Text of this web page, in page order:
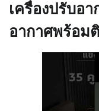
เครื่องปรับอ
อากาศพร้อม